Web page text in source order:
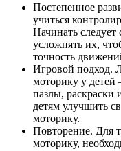
Постепенное
учиться
Начинать
усложнять их,
точность
Игровой подход.
моторику у
пазлы, раскраски
детям улучшить
моторику.
Повторение. Для
моторику,